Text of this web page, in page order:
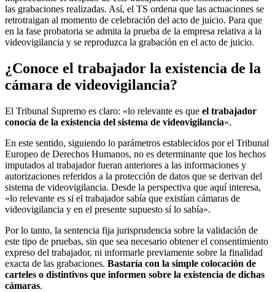
las grabaciones realizadas. Así, el TS ordena que las actuaciones se
retrotraigan al momento de celebración del acto de juicio. Para que
en la fase probatoria se admita la prueba de la empresa relativa a la
videovigilancia y se reproduzca la grabación en el acto de juicio.
¿Conoce el trabajador la existencia de la
cámara de videovigilancia?
El Tribunal Supremo es claro: «lo relevante es que el trabajador
conocía de la existencia del sistema de videovigilancia».
En este sentido, siguiendo lo parámetros establecidos por el Tribunal
Europeo de Derechos Humanos, no es determinante que los hechos
imputados al trabajador fueran anteriores a las informaciones y
autorizaciones referidos a la protección de datos que se derivan del
sistema de videovigilancia. Desde la perspectiva que aquí interesa,
«lo relevante es si el trabajador sabía que existían cámaras de
videovigilancia y en el presente supuesto sí lo sabía».
Por lo tanto, la sentencia fija jurisprudencia sobre la validación de
este tipo de pruebas, sin que sea necesario obtener el consentimiento
expreso del trabajador, ni informarle previamente sobre la finalidad
exacta de las grabaciones. Bastaría con la simple colocación de
carteles o distintivos que informen sobre la existencia de dichas
cámaras.